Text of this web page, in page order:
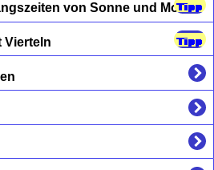
von Sonne und Mond
Vierteln